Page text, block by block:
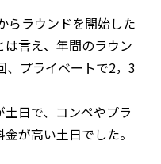
らラウンドを開始した
言え、年間のラウン
、プライベートで2，3
日で、コンペやプラ
が高い土日でした。